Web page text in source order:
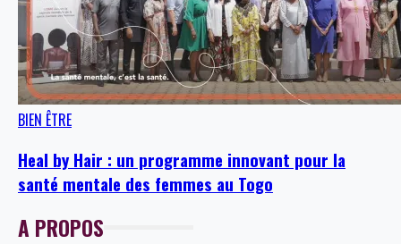
BIEN ÊTRE
Heal by Hair : un programme innovant pour la
santé mentale des femmes au Togo
A PROPOS